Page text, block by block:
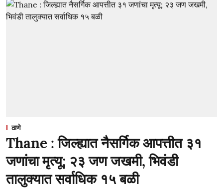
ठाणे
Thane : जिल्ह्यात नैसर्गिक आपत्तीत ३१
जणांचा मृत्यू; २३ जण जखमी, भिवंडी
तालुक्यात सर्वाधिक १५ बळी